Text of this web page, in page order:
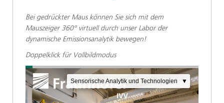
Bei gedrückter Maus können Sie sich mit dem
Mauszeiger 360° virtuell durch unser Labor der
dynamische Emissionsanalytik bewegen!
Doppelklick für Vollbildmodus